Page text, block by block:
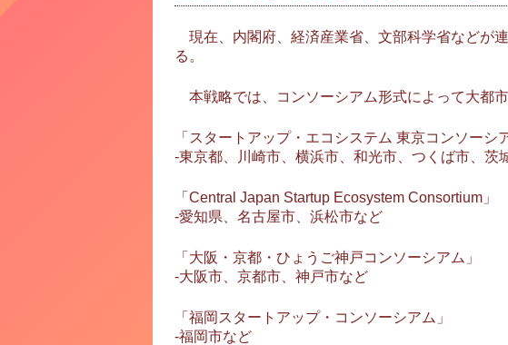
現在、内閣府、経済産業省、文部科学省などが
る。
本戦略では、コンソーシアム形式によって大都
「スタートアップ・エコシステム 東京コンソーシ
‐東京都、川崎市、横浜市、和光市、つくば市、茨
「Central Japan Startup Ecosystem Consortium」
‐愛知県、名古屋市、浜松市など
「大阪・京都・ひょうご神戸コンソーシアム」
‐大阪市、京都市、神戸市など
「福岡スタートアップ・コンソーシアム」
‐福岡市など